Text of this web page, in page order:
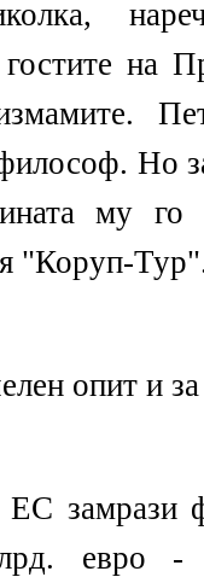
на
Но
му го
"Коруп-
опит и за
замрази
евро -